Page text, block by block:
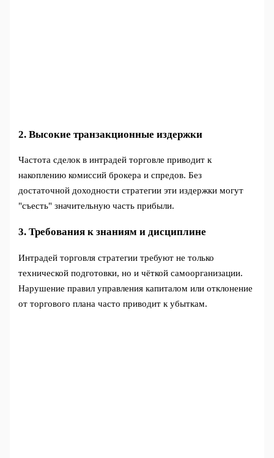
2. Высокие транзакционные издержки
Частота сделок в интрадей торговле приводит к
накоплению комиссий брокера и спредов. Без
достаточной доходности стратегии эти издержки могут
"съесть" значительную часть прибыли.
3. Требования к знаниям и дисциплине
Интрадей торговля стратегии требуют не только
технической подготовки, но и чёткой самоорганизации.
Нарушение правил управления капиталом или отклонение
от торгового плана часто приводит к убыткам.